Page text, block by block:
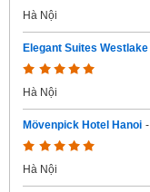
Hà Nội
Elegant Suites Westlake
Hà Nội
Mövenpick Hotel Hanoi -
Hà Nội